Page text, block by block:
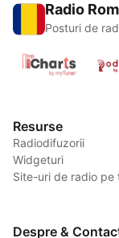
Radio
Posturi de
Resurse
Radiodifuzorii
Widgeturi
Site-uri de radio pe
Despre &